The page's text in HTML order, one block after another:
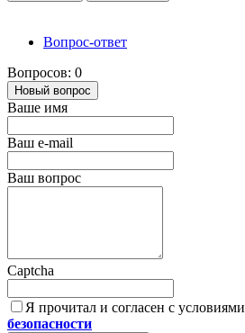
Вопрос-ответ
Вопросов: 0
Новый вопрос
Ваше имя
Ваш e-mail
Ваш вопрос
Captcha
Я прочитал и согласен с условиями
безопасности